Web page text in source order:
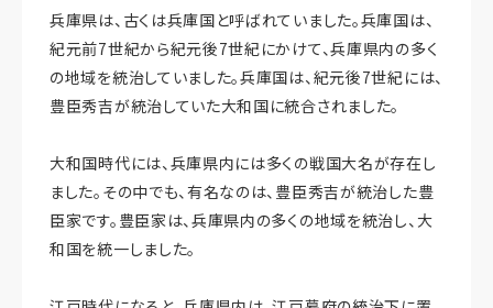
兵庫県は、古くは兵庫国と呼ばれていました。兵庫国は、
紀元前7世紀から紀元後7世紀にかけて、兵庫県内の多く
の地域を統治していました。兵庫国は、紀元後7世紀には、
豊臣秀吉が統治していた大和国に統合されました。
大和国時代には、兵庫県内には多くの戦国大名が存在し
ました。その中でも、有名なのは、豊臣秀吉が統治した豊
臣家です。豊臣家は、兵庫県内の多くの地域を統治し、大
和国を統一しました。